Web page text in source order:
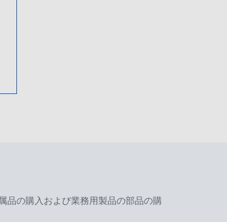
品の購入および業務用製品の部品の購